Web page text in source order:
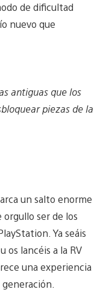
de dificultad
nuevo que
antiguas que los
piezas de la
un salto enorme
orgullo ser de los
Ya seáis
os lancéis a la RV
una experiencia